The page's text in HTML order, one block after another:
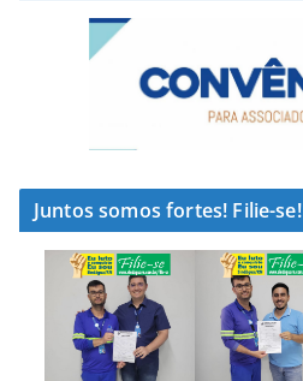
Juntos somos fortes! Filie-se!